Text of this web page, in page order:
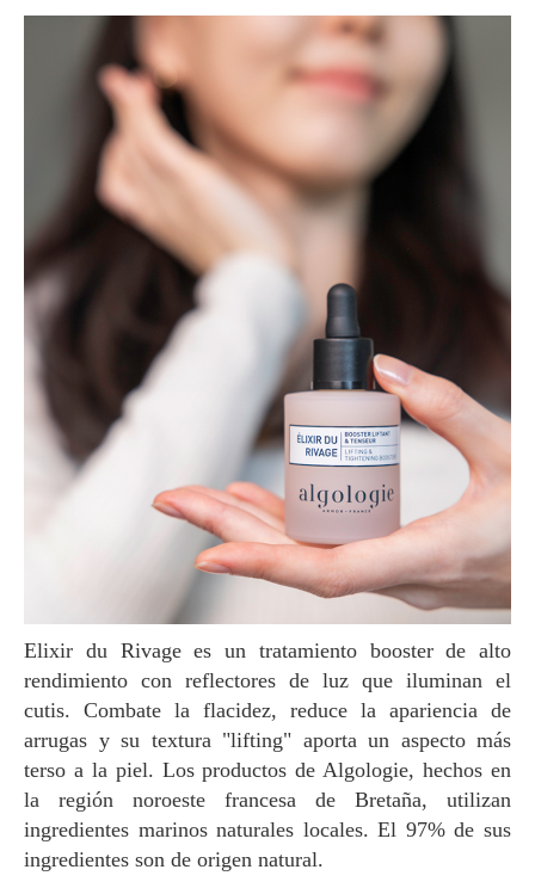
Elixir du Rivage es un tratamiento booster de alto
rendimiento con reflectores de luz que iluminan el
cutis. Combate la flacidez, reduce la apariencia de
arrugas y su textura "lifting" aporta un aspecto más
terso a la piel. Los productos de Algologie, hechos en
la región noroeste francesa de Bretaña, utilizan
ingredientes marinos naturales locales. El 97% de sus
ingredientes son de origen natural.